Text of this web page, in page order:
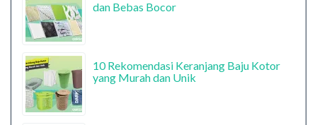
dan Bebas Bocor
10 Rekomendasi Keranjang Baju Kotor
yang Murah dan Unik